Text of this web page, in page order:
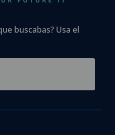
buscabas? Usa el